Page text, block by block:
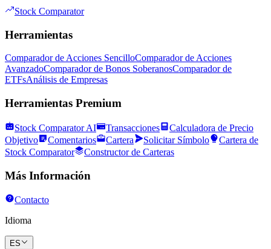
Stock Comparator
Herramientas
Comparador de Acciones SencilloComparador de Acciones
AvanzadoComparador de Bonos SoberanosComparador de
ETFsAnálisis de Empresas
Herramientas Premium
Stock Comparator AI Transacciones
Calculadora de Precio
Objetivo
Comentarios Cartera Solicitar Símbolo
Cartera de
Stock Comparator
Constructor de Carteras
Más Información
Contacto
Idioma
ES